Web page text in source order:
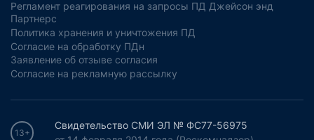
Регламент реагирования на запросы ПД Джейсон энд
Партнерс
Политика хранения и уничтожения ПД
Согласие на обработку ПДн
Заявление об отзыве согласия
Согласие на рекламную рассылку
13+
Свидетельство СМИ ЭЛ № ФС77-56975